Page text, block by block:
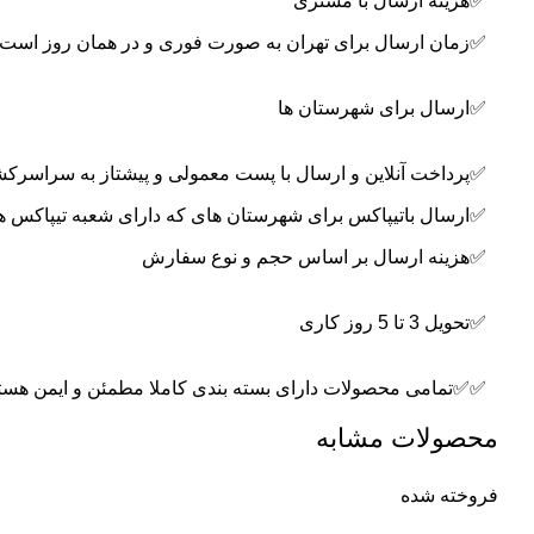
✅زمان ارسال برای تهران به صورت فوری و در همان روز است
✅ارسال برای شهرستان ها
✅پرداخت آنلاین و ارسال با پست معمولی و پیشتاز به
✅ارسال باتیپاکس برای شهرستان های که دارای شعبه تیپاکس
✅هزینه ارسال بر اساس حجم و نوع سفارش
✅تحویل 3 تا 5 روز کاری
✅✅تمامی محصولات دارای بسته بندی کاملا مطمئن و ایمن
محصولات مشابه
فروخته شده